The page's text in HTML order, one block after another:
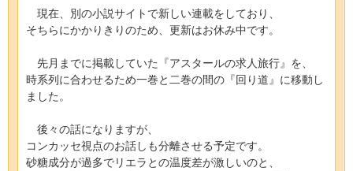
現在、別の小説サイトで新しい連載をしており、
そちらにかかりきりのため、更新はお休み中です。
先月までに掲載していた『アスタールの求人旅行』を、
時系列に合わせるため一巻と二巻の間の『回り道』に移動し
ました。
後々の話になりますが、
コンカッセ視点のお話しも分離させる予定です。
砂糖成分が過多でリエラとの温度差が激しいのと、